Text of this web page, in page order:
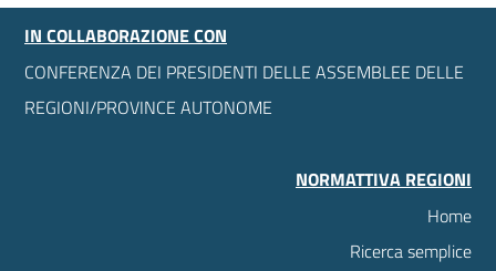
IN COLLABORAZIONE CON
CONFERENZA DEI PRESIDENTI DELLE ASSEMBLEE DELLE
REGIONI/PROVINCE AUTONOME
NORMATTIVA REGIONI
Home
Ricerca semplice